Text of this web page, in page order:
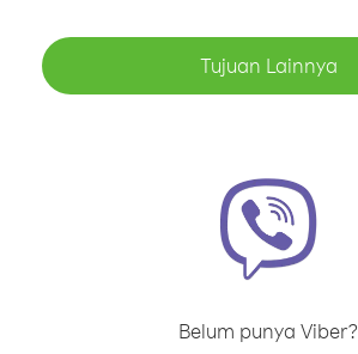
Tujuan Lainnya
Belum punya Viber?